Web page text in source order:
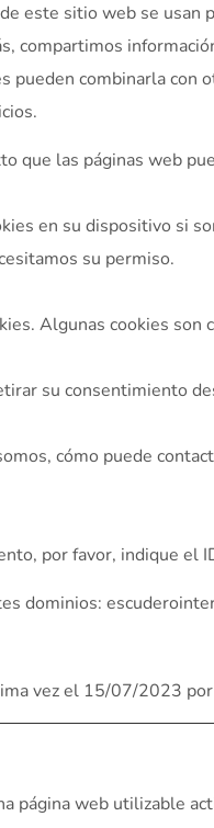
este sitio web se
compartimos
pueden combinarla con
que las páginas web
en su dispositivo si
su permiso.
Algunas cookies
su consentimiento
cómo puede
por favor, indique el
dominios:
vez el 15/07/2023 por
página web utilizable